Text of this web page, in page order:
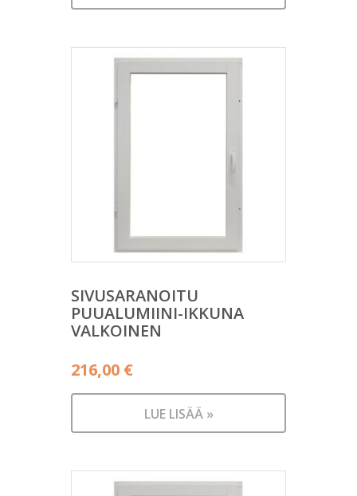
SIVUSARANOITU
PUUALUMIINI-IKKUNA
VALKOINEN
216,00 €
LUE LISÄÄ »